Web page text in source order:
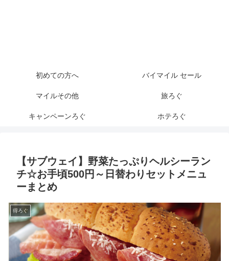
初めての方へ バイマイル セール
マイルその他 旅ろぐ
キャンペーンろぐ ホテろぐ
【サブウェイ】野菜たっぷりヘルシーラン
チ☆お手頃500円～日替わりセットメニュ
ーまとめ
得ろぐ